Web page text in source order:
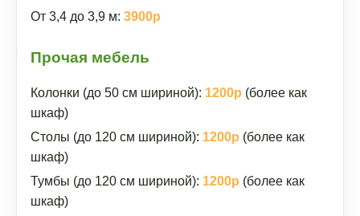
От 3,4 до 3,9 м: 3900р
Прочая мебель
Колонки (до 50 см шириной): 1200р (более как
шкаф)
Столы (до 120 см шириной): 1200р (более как
шкаф)
Тумбы (до 120 см шириной): 1200р (более как
шкаф)